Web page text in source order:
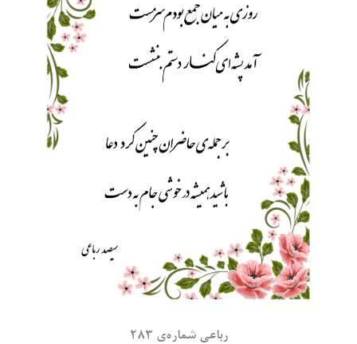
رباعی شماره‌ی ۲۸۳